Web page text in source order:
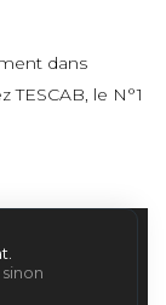
dans
le N°1